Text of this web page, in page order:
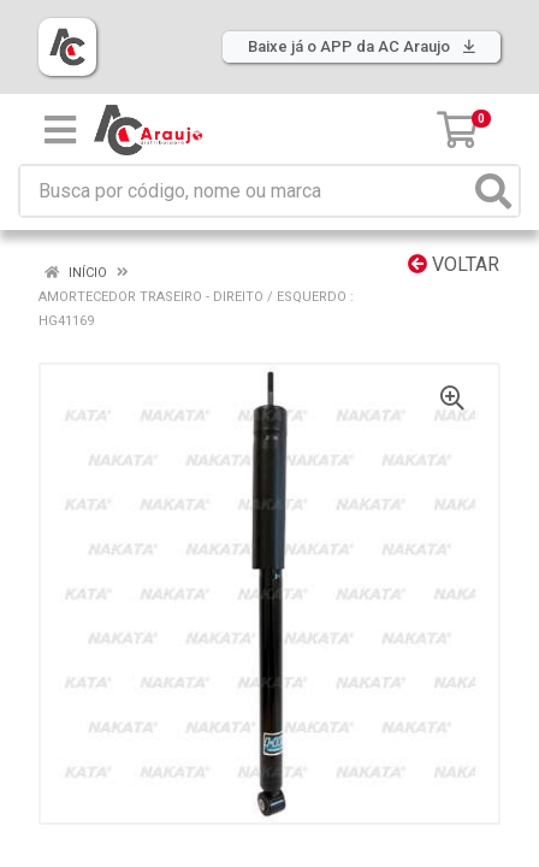
Baixe já o APP da AC Araujo
0
VOLTAR
INÍCIO
AMORTECEDOR TRASEIRO - DIREITO / ESQUERDO :
HG41169